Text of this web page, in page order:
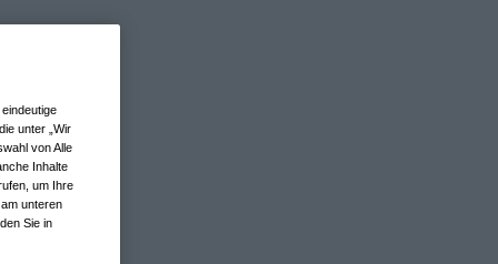
unter „Wir
von Alle
Inhalte
um Ihre
unteren
Sie in